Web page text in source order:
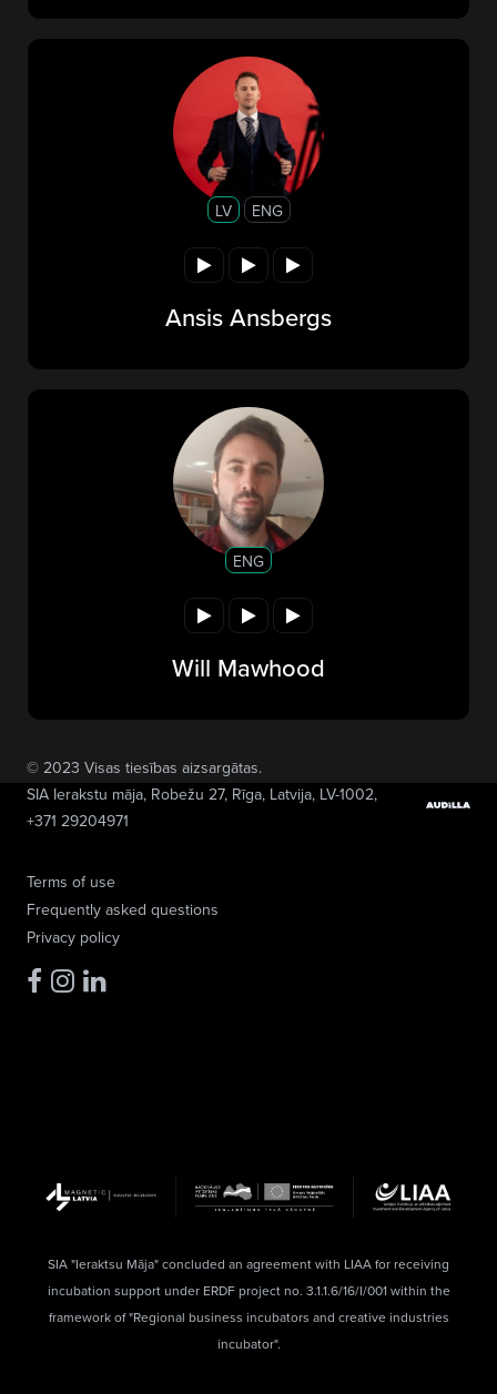
LV ENG
Ansis Ansbergs
ENG
Will Mawhood
Terms of use
Frequently asked questions
Privacy policy
© 2023 Visas tiesības aizsargātas.
SIA Ierakstu māja, Robežu 27, Rīga, Latvija, LV-1002,
+371 29204971
SIA "Ieraktsu Māja" concluded an agreement with LIAA for receiving
incubation support under ERDF project no. 3.1.1.6/16/I/001 within the
framework of "Regional business incubators and creative industries
incubator".